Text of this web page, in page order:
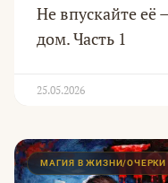
Не впускайте её
дом. Часть 1
25.05.2026
МАГИЯ В ЖИЗНИ/ОЧЕРКИ